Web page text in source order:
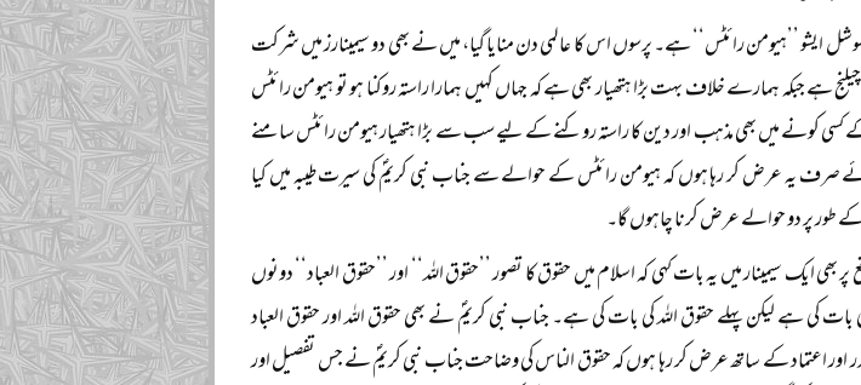
ایشو ’’ہیومن رائٹس‘‘ ہے۔ پرسوں اس کا عالمی دن منایا گیا، میں نے بھی دو سیمینارز میں شرکت
ہے جبکہ ہمارے خلاف بہت بڑا ہتھیار بھی ہے کہ جہاں کہیں ہمارا راستہ روکنا ہو تو ہیومن رائٹس
کونے میں بھی مذہب اور دین کا راستہ روکنے کے لیے سب سے بڑا ہتھیار ہیومن رائٹس سامنے
یہ عرض کر رہا ہوں کہ ہیومن رائٹس کے حوالے سے جناب نبی کریمؐ کی سیرت طیبہ میں کیا
طور پر دو حوالے عرض کرنا چاہوں گا۔
ایک سیمینار میں یہ بات کہی کہ اسلام میں حقوق کا تصور ’’حقوق اللہ‘‘ اور ’’حقوق العباد‘‘ دونوں
کی ہے لیکن پہلے حقوق اللہ کی بات کی ہے۔ جناب نبی کریمؐ نے بھی حقوق اللہ اور حقوق العباد
اعتماد کے ساتھ عرض کر رہا ہوں کہ حقوق الناس کی وضاحت جناب نبی کریمؐ نے جس تفصیل اور